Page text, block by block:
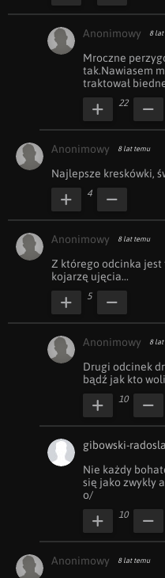
Anonimowy 8 lat
Mroczne
tak.Nawiasem
traktował
22
Anonimowy 8 lat temu
Najlepsze kreskówki,
4
Anonimowy 8 lat temu
Z którego odcinka jest
kojarzę ujęcia...
5
Anonimowy 8 lat
Drugi odcinek
bądź jak kto
10
gibowski-
Nie każdy
się jako zwykły
o/
10
Anonimowy 8 lat temu